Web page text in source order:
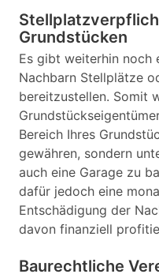
Grundstücken
Es gibt weiterhin noch
Nachbarn Stellplätze
bereitzustellen. Somit
Bereich Ihres
gewähren, sondern
auch eine Garage zu
dafür jedoch eine
Entschädigung der
davon finanziell
Baurechtliche